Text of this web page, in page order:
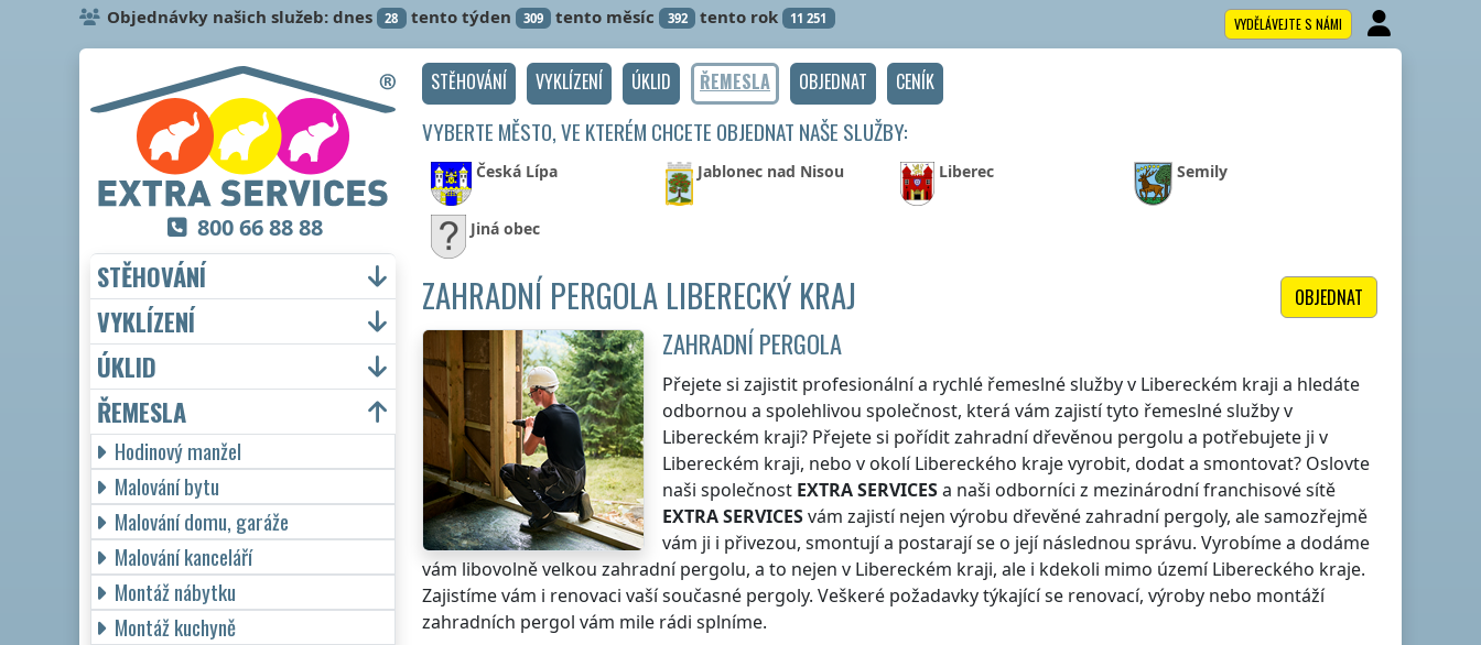
Objednávky našich služeb: dnes 28 tento týden 309 tento měsíc 392 tento rok 11 251 VYDĚLÁVEJTE S NÁMI
STĚHOVÁNÍ VYKLÍZENÍ ÚKLID ŘEMESLA OBJEDNAT CENÍK
VYBERTE MĚSTO, VE KTERÉM CHCETE OBJEDNAT NAŠE SLUŽBY:
Česká Lípa Jablonec nad Nisou Liberec Semily
Jiná obec
OBJEDNAT
ZAHRADNÍ PERGOLA LIBERECKÝ KRAJ
ZAHRADNÍ PERGOLA
Přejete si zajistit profesionální a rychlé řemeslné službyv Libereckém kraji a hledáte
odbornou a spolehlivou společnost, která vám zajistí tyto řemeslné službyv
Libereckém kraji? Přejete si pořídit zahradní dřevěnou pergolu a potřebujete ji v
Libereckém kraji, nebo v okolíLibereckého krajevyrobit, dodat a smontovat? Oslovte
naši společnost EXTRA SERVICESa naši odborníci z mezinárodní franchisové sítě
EXTRA SERVICESvám zajistí nejen výrobu dřevěné zahradní pergoly, ale samozřejmě
vám ji i přivezou, smontují a postarají se o její následnou správu. Vyrobíme a dodáme
vám libovolně velkou zahradní pergolu, a to nejen v Libereckém kraji, ale i kdekoli mimo území Libereckého kraje.
Zajistíme vám i renovaci vaší současné pergoly. Veškeré požadavky týkající se renovací, výroby nebo montáží
zahradních pergol vám mile rádi splníme.
800 66 88 88
STĚHOVÁNÍ
VYKLÍZENÍ
ÚKLID
ŘEMESLA
Hodinový manžel
Malování bytu
Malování domu, garáže
Malování kanceláří
Montáž nábytku
Montáž kuchyně